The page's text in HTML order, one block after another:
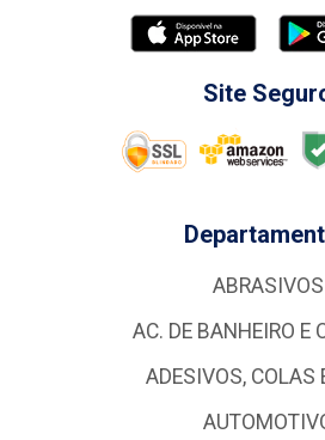
Site
ABRASIVOS
AC. DE BANHEIRO E
ADESIVOS, COLAS